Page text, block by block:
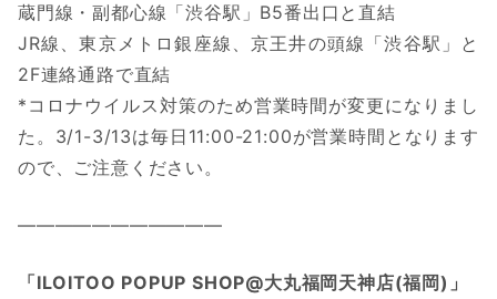
蔵門線・副都心線「渋谷駅」B5番出口と直結
JR線、東京メトロ銀座線、京王井の頭線「渋谷駅」と
2F連絡通路で直結
*コロナウイルス対策のため営業時間が変更になりまし
た。3/1-3/13は毎日11:00-21:00が営業時間となります
ので、ご注意ください。
———————————
「ILOITOO POPUP SHOP@大丸福岡天神店(福岡)」